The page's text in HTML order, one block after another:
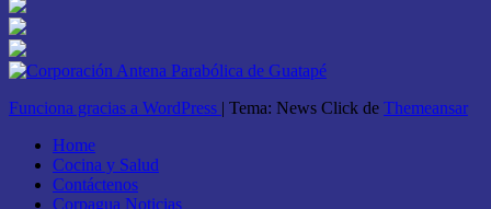
Funciona gracias a WordPress | Tema: News Click de Themeansar
Home
Cocina y Salud
Contáctenos
Corpagua Noticias